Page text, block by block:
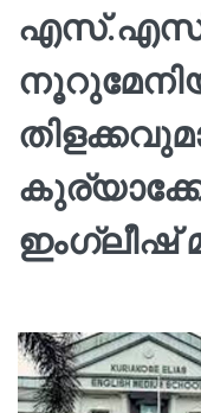
ഇംഗ്ലീഷ്